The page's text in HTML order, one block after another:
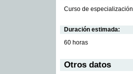
Curso de especialización
Duración estimada:
60 horas
Otros datos